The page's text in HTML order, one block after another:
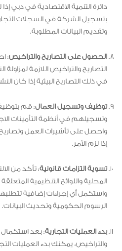
دائرة التنمية الاقتصادية في دبي
بتسجيل الشركة في السجلات
وتقديم البيانات المطلوبة.
الحصول على التصاريح والتراخيص:
التصاريح والتراخيص اللازمة لمزاولة
في ذلك التصاريح البيئية إذا كان
توظيف وتسجيل العمال: قم
وتسجيلهم في أنظمة التأمينات
واحصل على تأشيرات العمل
إذا لزم الأمر.
تسوية التزامات قانونية: تأكد من
المحلية واللوائح التنظيمية
واستكمل أي إجراءات إضافية
الرسوم الحكومية وتحديث البيانات.
بدء العمليات التجارية: بعد استكمال
والتراخيص، يمكنك بدء العمليات